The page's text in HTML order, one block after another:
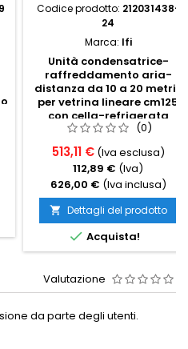
Codice prodotto: 212031438-
24
Marca: Ifi
Unità condensatrice-
raffreddamento aria-
distanza da 10 a 20 metri-
per vetrina lineare cm125
con cella-refrigerata
ventilata (0)
513,11 € (Iva esclusa)
112,89 € (Iva)
626,00 € (Iva inclusa)
 Dettagli del prodotto
 Acquista!
Valutazione
da parte degli utenti.